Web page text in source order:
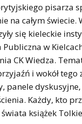
pisarza
na całym
się kieleckie
w
CK Wiedza.
i wokół tego
dyskusyjne,
Każdy, kto
książek